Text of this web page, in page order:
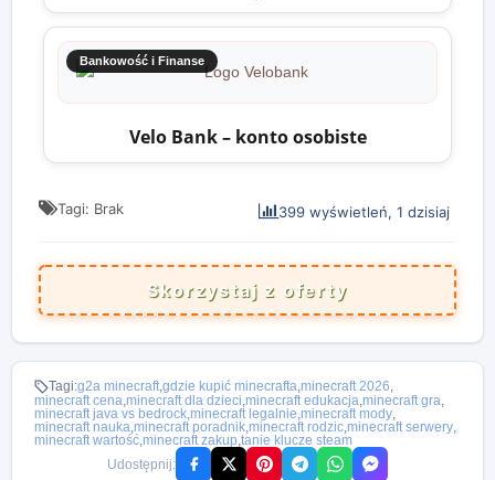
Bankowość i Finanse
Velo Bank – konto osobiste
Tagi: Brak 399 wyświetleń, 1 dzisiaj
Skorzystaj z oferty
Tagi:g2a minecraft,gdzie kupić minecrafta,minecraft 2026,
minecraft cena minecraft dla dzieci minecraft edukacja minecraft gra
minecraft java vs bedrock minecraft legalnie minecraft mody
minecraft nauka minecraft poradnik minecraft rodzic minecraft serwery
minecraft wartość minecraft zakup tanie klucze steam
Udostępnij: